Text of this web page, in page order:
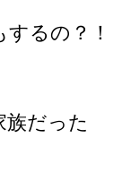
るの？！
だった